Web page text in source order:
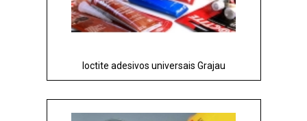
loctite adesivos universais Grajau